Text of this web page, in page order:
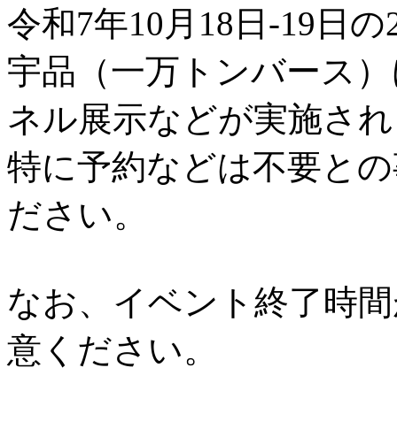
令和7年10月18日-19日の
宇品（一万トンバース
ネル展示などが実施さ
特に予約などは不要と
ださい。
なお、イベント終了時
意ください。